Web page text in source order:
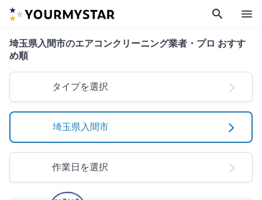
search menu
埼玉県入間市のエアコンクリーニング業者・プロ おすす
め順
タイプを選択
埼玉県入間市
作業日を選択